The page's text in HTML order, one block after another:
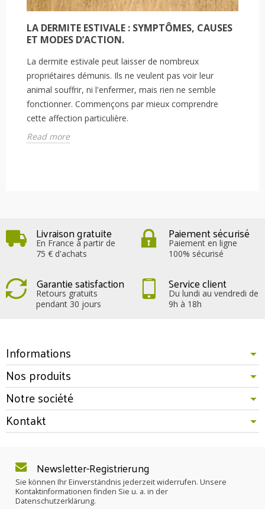
LA DERMITE ESTIVALE : SYMPTÔMES, CAUSES
ET MODES D’ACTION.
La dermite estivale peut laisser de nombreux
propriétaires démunis. Ils ne veulent pas voir leur
animal souffrir, ni l'enfermer, mais rien ne semble
fonctionner. Commençons par mieux comprendre
cette affection particulière.
Read more
Livraison gratuite
En France à partir de
75 € d'achats
Paiement sécurisé
Paiement en ligne
100% sécurisé
Garantie satisfaction
Retours gratuits
pendant 30 jours
Service client
Du lundi au vendredi de
9h à 18h
Informations
Nos produits
Notre société
Kontakt
Newsletter-Registrierung
Sie können Ihr Einverständnis jederzeit widerrufen. Unsere
Kontaktinformationen finden Sie u. a. in der
Datenschutzerklärung.